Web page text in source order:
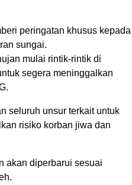
peringatan khusus kepada
sungai.
mulai rintik-rintik di
segera meninggalkan
seluruh unsur terkait untuk
risiko korban jiwa dan
akan diperbarui sesuai